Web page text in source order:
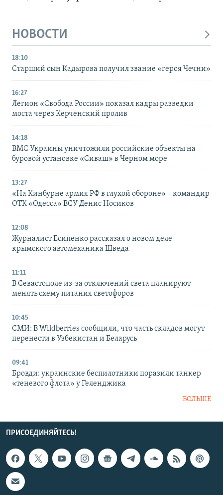
НОВОСТИ
18:10
Старший сын Кадырова получил звание «героя Чечни»
16:27
Легион «Свобода России» показал кадры разведки
моста через Керченский пролив
14:18
ВМС Украины уничтожили российские объекты на
буровой установке «Сиваш» в Черном море
13:27
«На Кинбурне армия РФ в глухой обороне» – командир
ОТК «Одесса» ВСУ Денис Носиков
12:08
Журналист Есипенко рассказал о новом деле
крымского автомеханика Шведа
11:11
В Севастополе из-за отключений света планируют
менять схему питания светофоров
10:45
СМИ: В Wildberries сообщили, что часть складов могут
перенести в Узбекистан и Беларусь
09:41
Бровди: украинские беспилотники поразили танкер
«теневого флота» у Геленджика
БОЛЬШЕ
ПРИСОЕДИНЯЙТЕСЬ!